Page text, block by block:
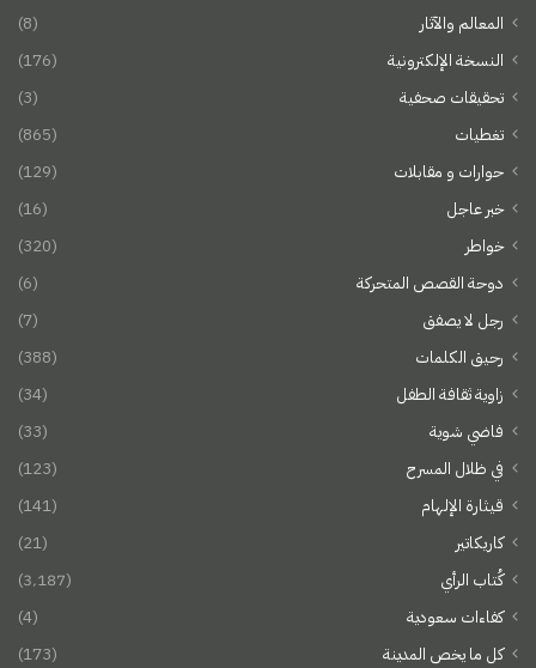
المعالم والآثار
(8)
النسخة الإلكترونية
(176)
تحقيقات صحفية
(3)
تغطيات
(865)
حوارات و مقابلات
(129)
خبر عاجل
(16)
خواطر
(320)
دوحة القصص المتحركة
(6)
رجل لا يصفق
(7)
رحيق الكلمات
(388)
زاوية ثقافة الطفل
(34)
فاضي شوية
(33)
في ظلال المسرح
(123)
قيثارة الإلهام
(141)
كاريكاتير
(21)
كُتاب الرأي
(3٬187)
كفاءات سعودية
(4)
كل ما يخص المدينة
(173)